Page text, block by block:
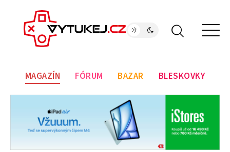
MAGAZÍN FÓRUM BAZAR BLESKOVKY